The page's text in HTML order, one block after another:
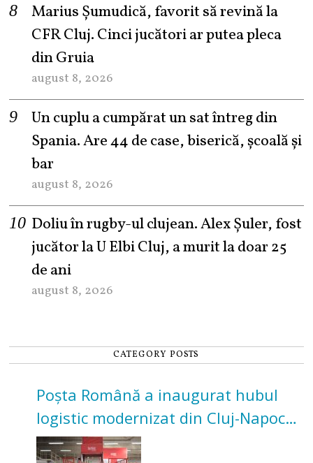
Marius Șumudică, favorit să revină la
CFR Cluj. Cinci jucători ar putea pleca
din Gruia
august 8, 2026
Un cuplu a cumpărat un sat întreg din
Spania. Are 44 de case, biserică, școală și
bar
august 8, 2026
Doliu în rugby-ul clujean. Alex Șuler, fost
jucător la U Elbi Cluj, a murit la doar 25
de ani
august 8, 2026
CATEGORY POSTS
Poșta Română a inaugurat hubul
logistic modernizat din Cluj-Napoca.
Investiție de 3 milioane de euro